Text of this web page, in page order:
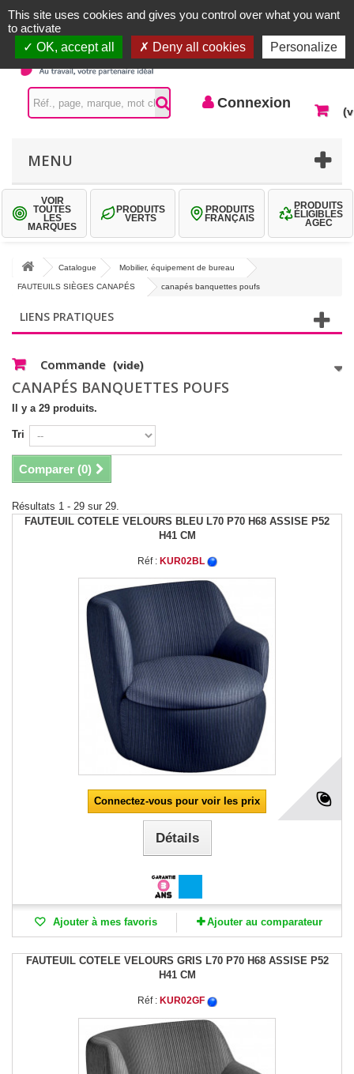
Contactez-nous
Connexion
MENU
VOIR
TOUTES
LES
MARQUES
PRODUITS
VERTS
PRODUITS
FRANÇAIS
PRODUITS
ÉLIGIBLES
AGEC
Catalogue Mobilier, équipement de bureau
FAUTEUILS SIÈGES CANAPÉS canapés banquettes poufs
LIENS PRATIQUES
Commande (vide)
CANAPÉS BANQUETTES POUFS
Il y a 29 produits.
Tri
Comparer (0)
Résultats 1 - 29 sur 29.
FAUTEUIL COTELE VELOURS BLEU L70 P70 H68 ASSISE P52
H41 CM
Réf : KUR02BL
Connectez-vous pour voir les prix
Détails
Ajouter à mes favoris Ajouter au comparateur
FAUTEUIL COTELE VELOURS GRIS L70 P70 H68 ASSISE P52
H41 CM
Réf : KUR02GF
This site uses cookies and gives you control over what you want
to activate
OK, accept all
Deny all cookies Personalize